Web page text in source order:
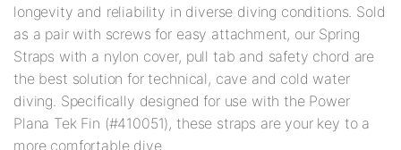
longevity and reliability in diverse diving conditions. Sold
as a pair with screws for easy attachment, our Spring
Straps with a nylon cover, pull tab and safety chord are
the best solution for technical, cave and cold water
diving. Specifically designed for use with the Power
Plana Tek Fin (#410051), these straps are your key to a
more comfortable dive.